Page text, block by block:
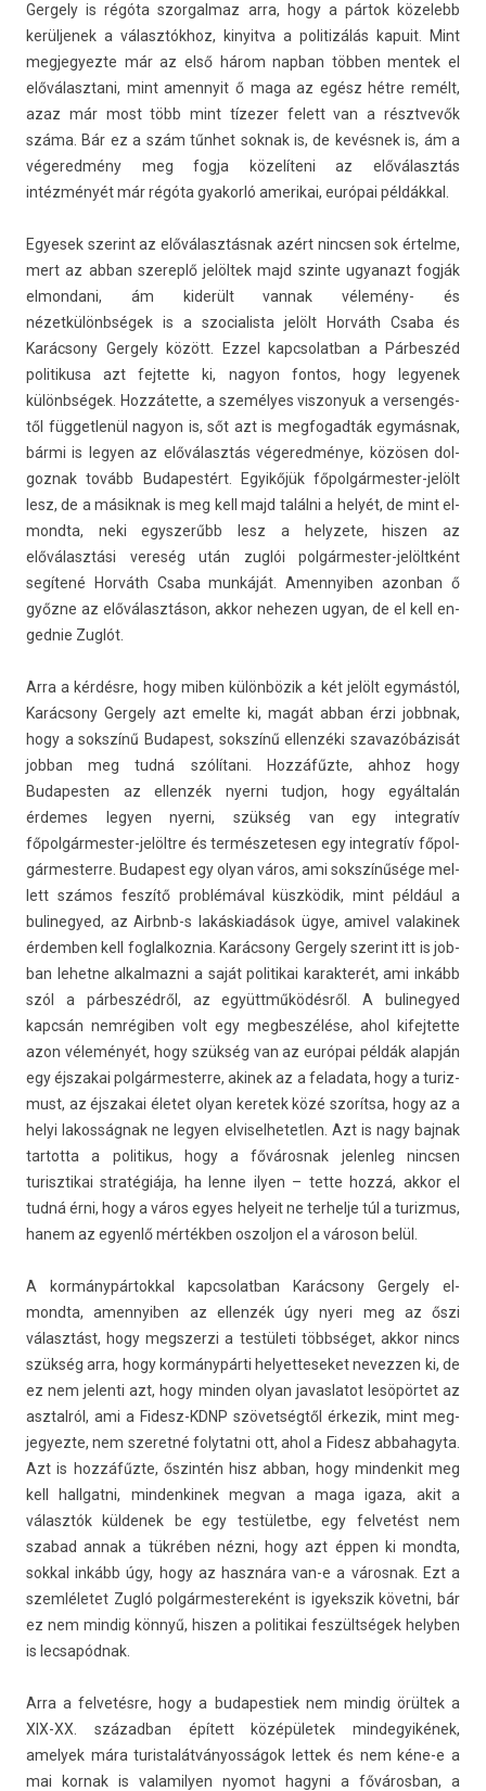
Ger­ge­ly is régóta szor­galmaz arra, hogy a pártok közelebb
kerül­jenek a választókhoz, kinyit­va a politizálás kapuit. Mint
meg­jegyez­te már az első három nap­ban többen men­tek el
előválasztani, mint amen­nyit ő maga az egész hétre remélt,
azaz már most több mint tízezer felett van a résztvevők
száma. Bár ez a szám tűnhet sok­nak is, de kevésnek is, ám a
végered­mény meg fogja közelíteni az előválasztás
intézményét már régóta gyakorló amerikai, európai példákkal.
Egyesek szerint az előválasztásnak azért nincs­en sok értel­me,
mert az abban szereplő jelöltek majd szin­te ugyanazt fogják
el­mondani, ám kiderült van­nak vélemény- és
nézetkülönbségek is a szocialis­ta jelölt Horváth Csaba és
Karácsony Ger­ge­ly között. Ezzel kapcsolat­ban a Párbeszéd
politikusa azt fej­tette ki, nagyon fon­tos, hogy legyenek
különbségek. Hozzátette, a személyes vis­zonyuk a ver­sengés­
től füg­getlenül nagyon is, sőt azt is meg­fogad­ták egymásnak,
bármi is legy­en az előválasztás végered­ménye, közösen dol­
goznak tovább Budapes­tért. Egyikőjük főpolgármester-jelölt
lesz, de a másik­nak is meg kell majd találni a helyét, de mint el­
mondta, neki egys­zerűbb lesz a helyzete, hisz­en az
előválasztási vereség után zuglói polgármester-jelöltként
segítené Horváth Csaba munkáját. Amen­nyib­en azon­ban ő
győzne az előválasztáson, akkor nehez­en ugyan, de el kell en­
ged­nie Zuglót.
Arra a kérdésre, hogy miben különbözik a két jelölt egymástól,
Karácsony Ger­ge­ly azt em­el­te ki, magát abban érzi jobbnak,
hogy a sokszínű Budapest, sokszínű el­lenzéki szavazóbázisát
job­ban meg tudná szólítani. Hozzáfűzte, ahhoz hogy
Budapest­en az el­lenzék nyer­ni tud­jon, hogy egyáltalán
érdemes legy­en nyer­ni, szükség van egy in­teg­ratív
főpolgármester-jelöltre és ter­mészetes­en egy in­teg­ratív főpol­
gármes­terre. Budapest egy olyan város, ami sokszínűsége mel­
lett számos feszítő problémával küszködik, mint például a
bulinegyed, az Airbnb-s lakáskiadások ügye, amivel valakinek
érdemb­en kell fog­lalkoz­nia. Karácsony Ger­ge­ly szerint itt is job­
ban lehet­ne al­kal­mazni a saját politikai karak­terét, ami inkább
szól a párbeszédről, az együttműködésről. A bulinegyed
kapcsán nemrégiben volt egy meg­beszélése, ahol kifej­tette
azon véleményét, hogy szükség van az európai példák alapján
egy éjszakai pol­gármes­terre, akinek az a feladata, hogy a turiz­
must, az éjszakai életet olyan keretek közé szorítsa, hogy az a
helyi lakos­ságnak ne legy­en el­visel­hetetl­en. Azt is nagy baj­nak
tar­totta a politikus, hogy a főváros­nak jelen­leg nincs­en
turisztikai stratégiája, ha lenne ilyen – tette hozzá, akkor el
tudná érni, hogy a város egyes helyeit ne ter­helje túl a turiz­mus,
hanem az egyenlő mértékben os­zoljon el a városon belül.
A kor­mánypár­tokk­al kapcsolat­ban Karácsony Ger­ge­ly el­
mondta, amen­nyib­en az el­lenzék úgy nyeri meg az őszi
választást, hogy megszer­zi a testületi többséget, akkor nincs
szükség arra, hogy kormánypárti helyet­teseket nevezz­en ki, de
ez nem jelen­ti azt, hogy mind­en olyan javas­latot lesöpörtet az
as­ztal­ról, ami a Fidesz-KDNP szövetségtől érkezik, mint meg­
jegyez­te, nem szeretné folytat­ni ott, ahol a Fidesz ab­bahagyta.
Azt is hozzáfűzte, őszintén hisz abban, hogy min­denkit meg
kell hallgat­ni, min­denkinek meg­van a maga igaza, akit a
választók kül­denek be egy testületbe, egy fel­vetést nem
szabad annak a tükrében nézni, hogy azt éppen ki mondta,
sokk­al inkább úgy, hogy az hasznára van-e a város­nak. Ezt a
szemléletet Zugló pol­gármes­tereként is igyekszik követni, bár
ez nem min­dig könnyű, hisz­en a politikai feszültségek helyb­en
is lec­sapód­nak.
Arra a fel­vetés­re, hogy a budapes­tiek nem min­dig örültek a
XIX-XX. század­ban épített középületek min­degyikének,
amelyek mára turis­talát­ványos­ságok let­tek és nem kéne-e a
mai kor­nak is valamily­en nyomot hagyni a főváros­ban, a